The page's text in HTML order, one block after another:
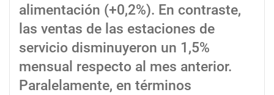
alimentación (+0,2%). En contraste,
las ventas de las estaciones de
servicio disminuyeron un 1,5%
mensual respecto al mes anterior.
Paralelamente, en términos